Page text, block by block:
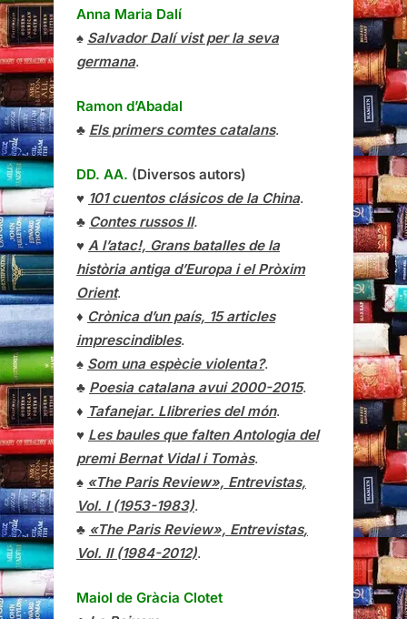
Anna Maria Dalí
♠ Salvador Dalí vist per la seva
germana.
Ramon d’Abadal
♣ Els primers comtes catalans.
DD. AA. (Diversos autors)
♥ 101 cuentos clásicos de la China.
♣ Contes russos II.
♥ A l’atac!, Grans batalles de la
història antiga d’Europa i el Pròxim
Orient.
♦ Crònica d’un país, 15 articles
imprescindibles.
♠ Som una espècie violenta?.
♣ Poesia catalana avui 2000-2015.
♦ Tafanejar. Llibreries del món.
♥ Les baules que falten Antologia del
premi Bernat Vidal i Tomàs.
♠ «The Paris Review», Entrevistas,
Vol. I (1953-1983).
♣ «The Paris Review», Entrevistas,
Vol. II (1984-2012).
Maiol de Gràcia Clotet